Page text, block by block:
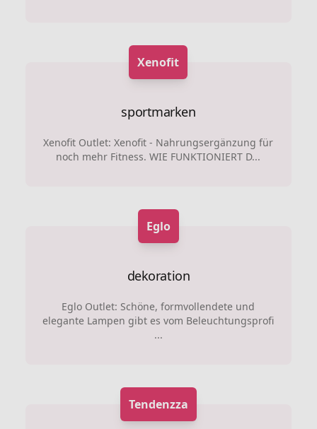
Xenofit
sportmarken
Xenofit Outlet: Xenofit - Nahrungsergänzung für
noch mehr Fitness. WIE FUNKTIONIERT D...
Eglo
dekoration
Eglo Outlet: Schöne, formvollendete und
elegante Lampen gibt es vom Beleuchtungsprofi
...
Tendenzza